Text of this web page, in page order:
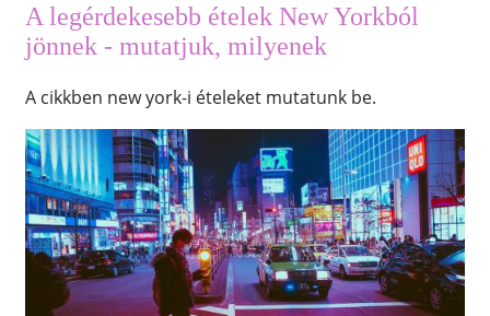
A legérdekesebb ételek New Yorkból
jönnek - mutatjuk, milyenek
A cikkben new york-i ételeket mutatunk be.